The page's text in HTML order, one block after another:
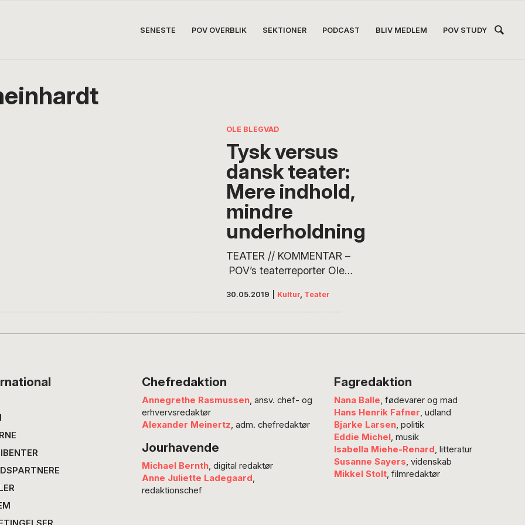
SENESTE POV OVERBLIK SEKTIONER PODCAST BLIV MEDLEM POV STUDY
OLE BLEGVAD
Tysk versus
dansk teater:
Mere indhold,
mindre
underholdning
TEATER // KOMMENTAR –
POV’s teaterreporter Ole
Deutsches Theater i Berlin,
der regnes for at være en af
Sunar fra Deutsches Theater
og den danske teaterdirektør
Kitte Wagner fra Malmö
Stadsteater tegner vi her et
portræt af teatret fra den
tyske…
30.05.2019 Kultur, Teater
Chefredaktion
Annegrethe Rasmussen, ansv. chef- og
erhvervsredaktør
Alexander Meinertz, adm. chefredaktør
Jourhavende
Michael Bernth, digital redaktør
Anne Juliette Ladegaard,
redaktionschef
Fagredaktion
Nana Balle, fødevarer og mad
Hans Henrik Fafner, udland
Bjarke Larsen, politik
Eddie Michel, musik
Isabella Miehe-Renard, litteratur
Susanne Sayers, videnskab
Mikkel Stolt, filmredaktør